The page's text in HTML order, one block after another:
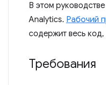
В этом
Analytics. Рабочий
содержит весь
Требования